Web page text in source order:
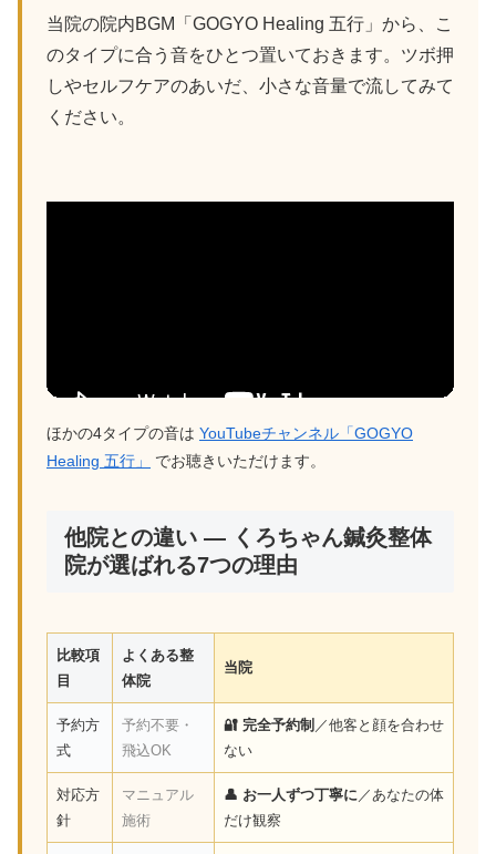
当院の院内BGM「GOGYO Healing 五行」から、こ
のタイプに合う音をひとつ置いておきます。ツボ押
しやセルフケアのあいだ、小さな音量で流してみて
ください。
ほかの4タイプの音は YouTubeチャンネル「GOGYO
Healing 五行」
でお聴きいただけます。
他院との違い — くろちゃん鍼灸整体
院が選ばれる7つの理由
比較項
目
よくある整
体院
当院
予約方
式
予約不要・
飛込OK
🔐 完全予約制 ／他客と顔を合わせ
ない
対応方
針
マニュアル
施術
👤 お一人ずつ丁寧に ／あなたの体
だけ観察